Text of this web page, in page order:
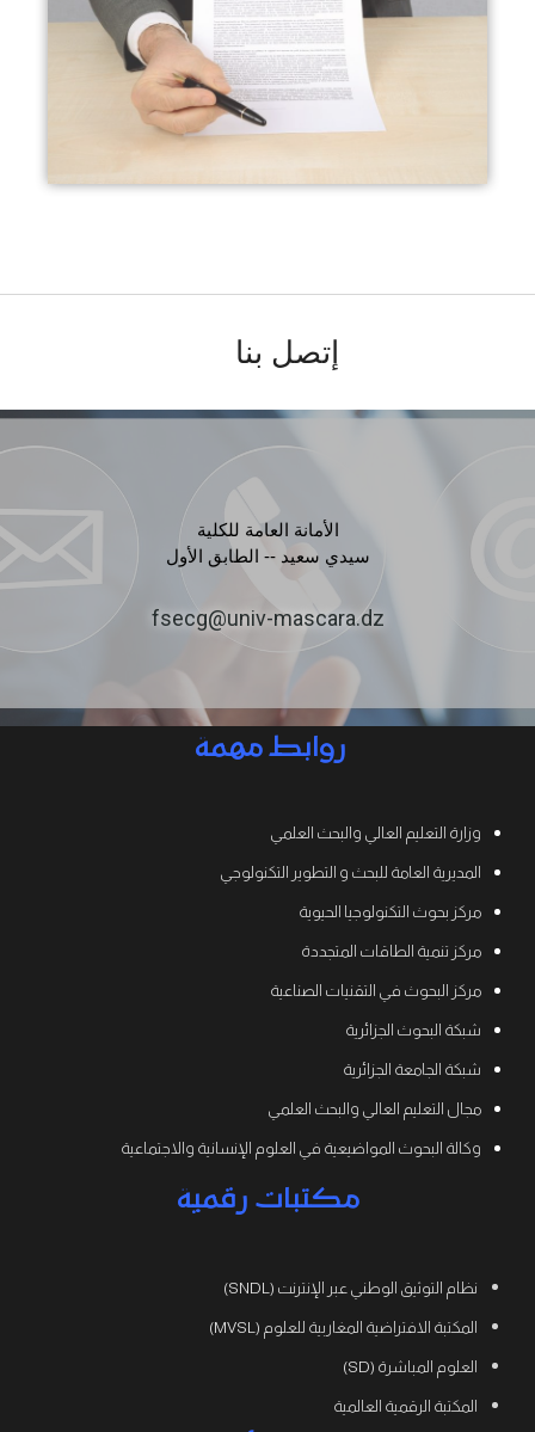
إتصل بنا
الأمانة العامة للكلية
سيدي سعيد -- الطابق الأول
fsecg@univ-mascara.dz
روابط مهمة
وزارة التعليم العالي والبحث العلمي
المديرية العامة للبحث و التطوير التكنولوجي
مركز بحوث التكنولوجيا الحيوية
مركز تنمية الطاقات المتجددة
مركز البحوث في التقنيات الصناعية
شبكة البحوث الجزائرية
شبكة الجامعة الجزائرية
مجال التعليم العالي والبحث العلمي
وكالة البحوث المواضيعية في العلوم الإنسانية والاجتماعية
مكتبات رقمية
نظام التوثيق الوطني عبر الإنترنت (SNDL)
المكتبة الافتراضية المغاربية للعلوم (MVSL)
العلوم المباشرة (SD)
المكتبة الرقمية العالمية